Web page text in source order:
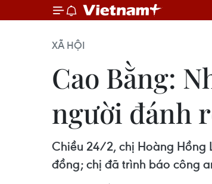
XÃ HỘI
Cao Bằng:
người đánh
Chiều 24/2, chị Hoàng Hồng
đồng; chị đã trình báo công